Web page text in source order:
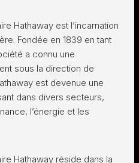
Hathaway est l’incarnation
Fondée en 1839 en tant
a connu une
sous la direction de
est devenue une
dans divers secteurs,
l’énergie et les
Hathaway réside dans la